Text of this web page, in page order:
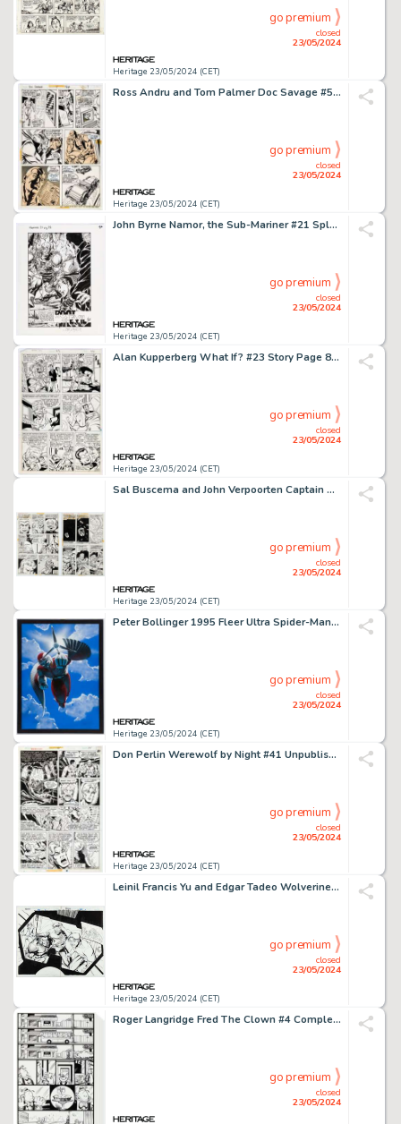
Heritage 23/05/2024 (CET)
closed
23/05/2024
go premium
Ross Andru and Tom Palmer Doc Savage #5 Story Page 7 Original Art (Marvel, 1973).
Heritage 23/05/2024 (CET)
closed
23/05/2024
go premium
John Byrne Namor, the Sub-Mariner #21 Splash Page 22 Original Art (Marvel, 1991).
Heritage 23/05/2024 (CET)
closed
23/05/2024
go premium
Alan Kupperberg What If? #23 Story Page 8 Aunt May Original Art (Marvel, 1980).
Heritage 23/05/2024 (CET)
closed
23/05/2024
go premium
Sal Buscema and John Verpoorten Captain America #159 Story Pages 2 & 3 Original Art (Marvel, 1973). (Total: 2 Original Art)
Heritage 23/05/2024 (CET)
closed
23/05/2024
go premium
Peter Bollinger 1995 Fleer Ultra Spider-Man #116 The Falcon Trading Card Painting Original Art (Fleer, 1995).
Heritage 23/05/2024 (CET)
closed
23/05/2024
go premium
Don Perlin Werewolf by Night #41 Unpublished Story Page Original Art (Marvel, 1976).
Heritage 23/05/2024 (CET)
closed
23/05/2024
go premium
Leinil Francis Yu and Edgar Tadeo Wolverine #118 Double Page Splash #2-3 Original Art (Marvel, 1997).
Heritage 23/05/2024 (CET)
closed
23/05/2024
go premium
Roger Langridge Fred The Clown #4 Complete 24-Page Story Original Art (Hotel Fred Press, 2002). (Total: 24 Items)
closed
23/05/2024
go premium